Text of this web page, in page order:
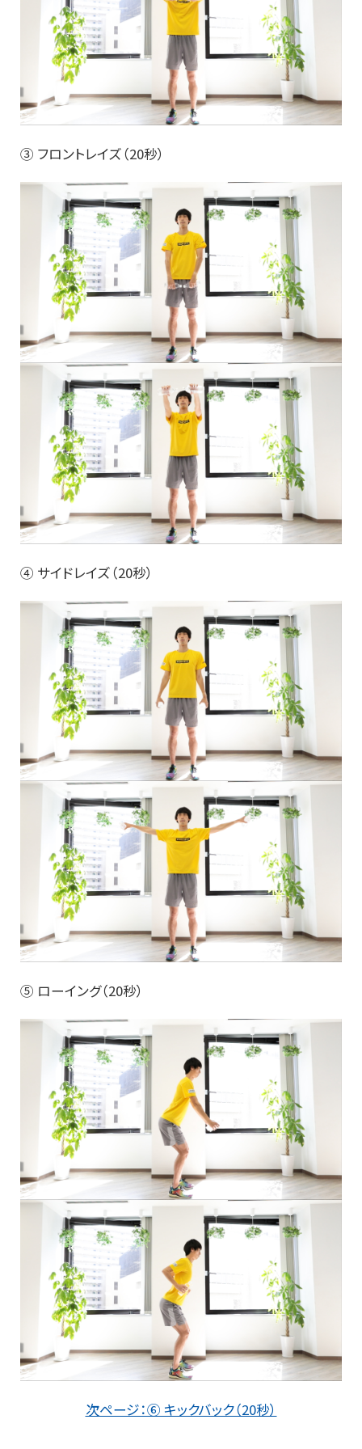
③ フロントレイズ（20秒）
④ サイドレイズ（20秒）
⑤ ローイング（20秒）
次ページ：⑥ キックバック（20秒）